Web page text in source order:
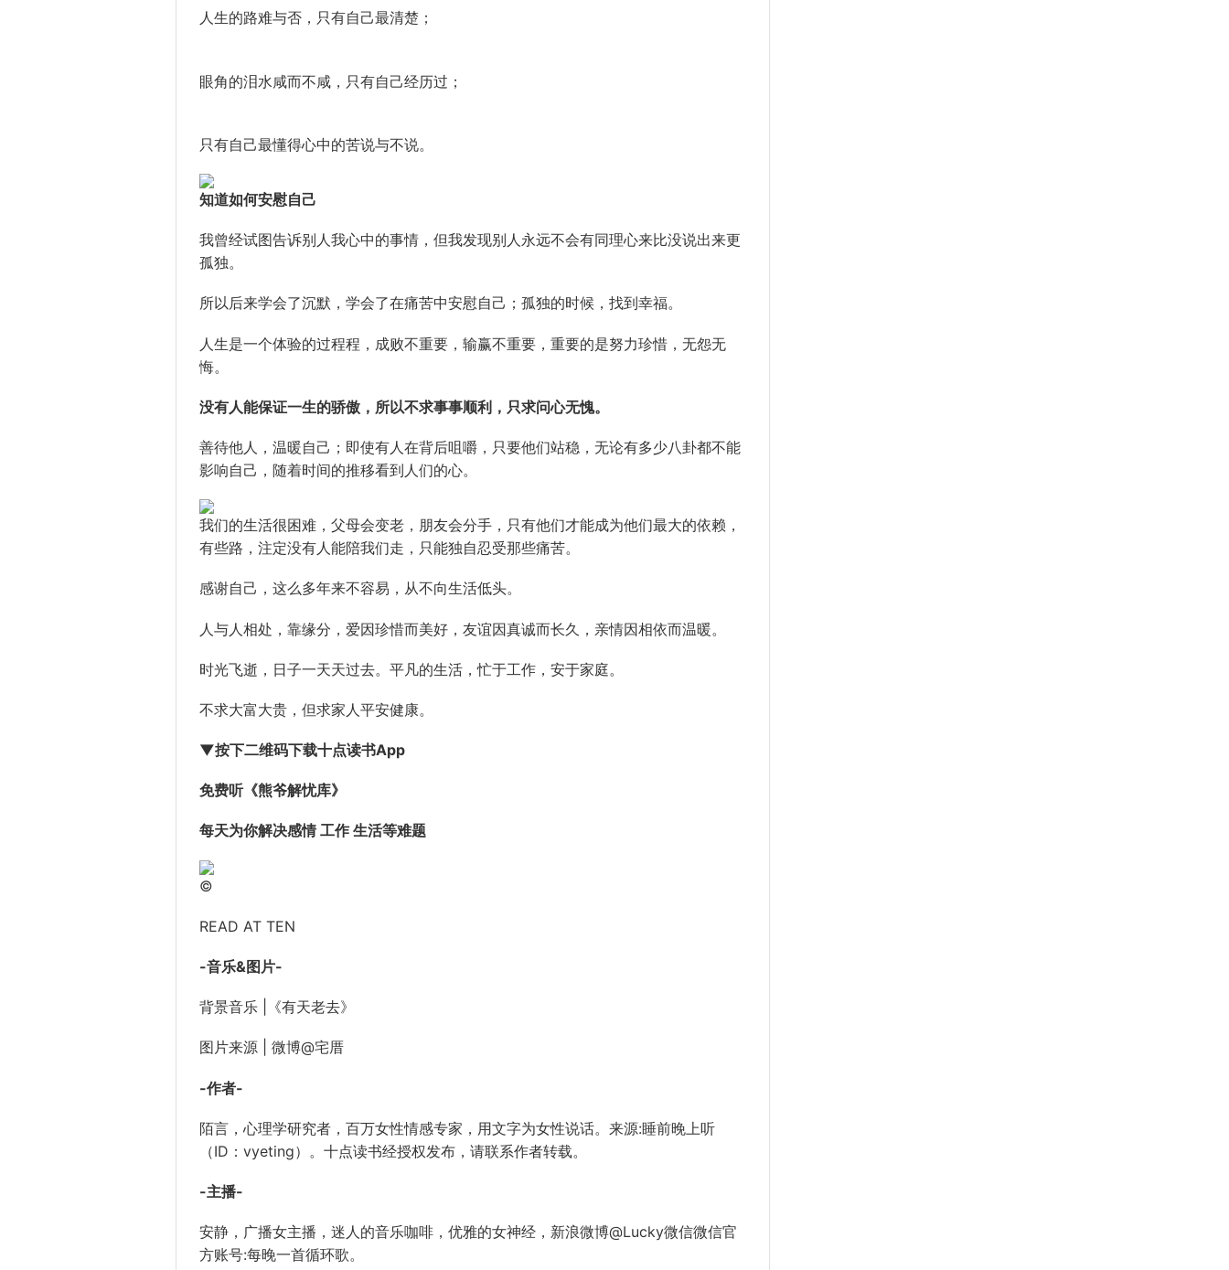
人生的路难与否，只有自己最清楚；
眼角的泪水咸而不咸，只有自己经历过；
只有自己最懂得心中的苦说与不说。
知道如何安慰自己
我曾经试图告诉别人我心中的事情，但我发现别人永远不会有同理心来比没说出来更
孤独。
所以后来学会了沉默，学会了在痛苦中安慰自己；孤独的时候，找到幸福。
人生是一个体验的过程程，成败不重要，输赢不重要，重要的是努力珍惜，无怨无
悔。
没有人能保证一生的骄傲，所以不求事事顺利，只求问心无愧。
善待他人，温暖自己；即使有人在背后咀嚼，只要他们站稳，无论有多少八卦都不能
影响自己，随着时间的推移看到人们的心。
我们的生活很困难，父母会变老，朋友会分手，只有他们才能成为他们最大的依赖，
有些路，注定没有人能陪我们走，只能独自忍受那些痛苦。
感谢自己，这么多年来不容易，从不向生活低头。
人与人相处，靠缘分，爱因珍惜而美好，友谊因真诚而长久，亲情因相依而温暖。
时光飞逝，日子一天天过去。平凡的生活，忙于工作，安于家庭。
不求大富大贵，但求家人平安健康。
▼按下二维码下载十点读书App
免费听《熊爷解忧库》
每天为你解决感情 工作 生活等难题
©
READ AT TEN
-音乐&图片-
背景音乐 |《有天老去》
图片来源 | 微博@宅厝
-作者-
陌言，心理学研究者，百万女性情感专家，用文字为女性说话。来源:睡前晚上听
（ID：vyeting）。十点读书经授权发布，请联系作者转载。
-主播-
安静，广播女主播，迷人的音乐咖啡，优雅的女神经，新浪微博@Lucky微信微信官
方账号:每晚一首循环歌。